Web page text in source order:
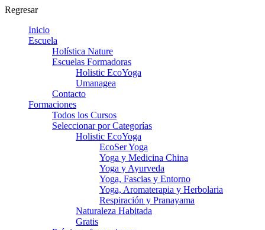
Regresar
Inicio
Escuela
Holística Nature
Escuelas Formadoras
Holistic EcoYoga
Umanagea
Contacto
Formaciones
Todos los Cursos
Seleccionar por Categorías
Holistic EcoYoga
EcoSer Yoga
Yoga y Medicina China
Yoga y Ayurveda
Yoga, Fascias y Entorno
Yoga, Aromaterapia y Herbolaria
Respiración y Pranayama
Naturaleza Habitada
Gratis